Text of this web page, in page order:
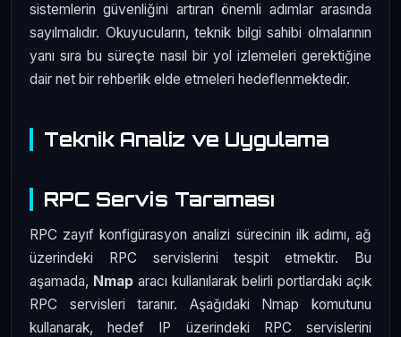
sistemlerin güvenliğini artıran önemli adımlar arasında
sayılmalıdır. Okuyucuların, teknik bilgi sahibi olmalarının
yanı sıra bu süreçte nasıl bir yol izlemeleri gerektiğine
dair net bir rehberlik elde etmeleri hedeflenmektedir.
Teknik Analiz ve Uygulama
RPC Servis Taraması
RPC zayıf konfigürasyon analizi sürecinin ilk adımı, ağ
üzerindeki RPC servislerini tespit etmektir. Bu
aşamada, Nmap aracı kullanılarak belirli portlardaki açık
RPC servisleri taranır. Aşağıdaki Nmap komutunu
kullanarak, hedef IP üzerindeki RPC servislerini